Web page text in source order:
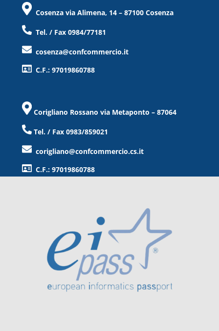
Cosenza via Alimena, 14 – 87100 Cosenza
Tel. / Fax 0984/77181
cosenza@confcommercio.it
C.F.: 97019860788
Corigliano Rossano via Metaponto – 87064
Tel. / Fax 0983/859021
corigliano@confcommercio.cs.it
C.F.: 97019860788